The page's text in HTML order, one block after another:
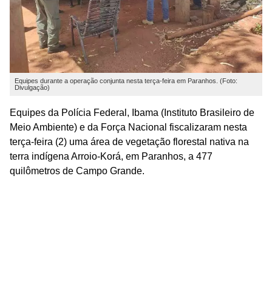
Equipes durante a operação conjunta nesta terça-feira em Paranhos. (Foto:
Divulgação)
Equipes da Polícia Federal, Ibama (Instituto Brasileiro de
Meio Ambiente) e da Força Nacional fiscalizaram nesta
terça-feira (2) uma área de vegetação florestal nativa na
terra indígena Arroio-Korá, em Paranhos, a 477
quilômetros de Campo Grande.